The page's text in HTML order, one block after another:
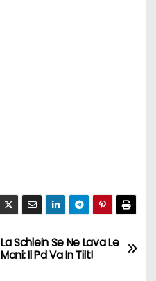
La Schlein Se Ne Lava Le
Mani: Il Pd Va In Tilt!